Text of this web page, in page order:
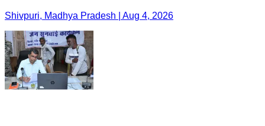
Shivpuri, Madhya Pradesh | Aug 4, 2026